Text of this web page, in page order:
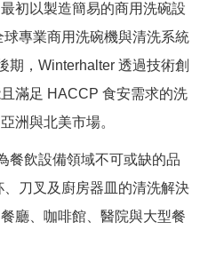
初以製造簡易的商用洗碗設
專業商用洗碗機與清洗系統
期，Winterhalter 透過技術創
滿足 HACCP 食安需求的洗
洲與北美市場。
餐飲設備領域不可或缺的品
刀叉及廚房器皿的清洗解決
廳、咖啡館、醫院與大型餐